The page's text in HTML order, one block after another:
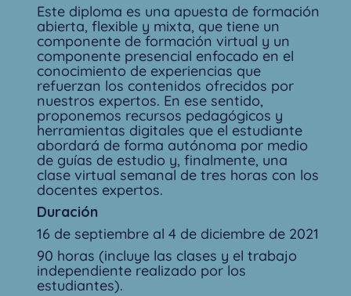
Este diploma es una apuesta de formación
abierta, flexible y mixta, que tiene un
componente de formación virtual y un
componente presencial enfocado en el
conocimiento de experiencias que
refuerzan los contenidos ofrecidos por
nuestros expertos. En ese sentido,
proponemos recursos pedagógicos y
herramientas digitales que el estudiante
abordará de forma autónoma por medio
de guías de estudio y, finalmente, una
clase virtual semanal de tres horas con los
docentes expertos.
Duración
16 de septiembre al 4 de diciembre de 2021
90 horas (incluye las clases y el trabajo
independiente realizado por los
estudiantes).